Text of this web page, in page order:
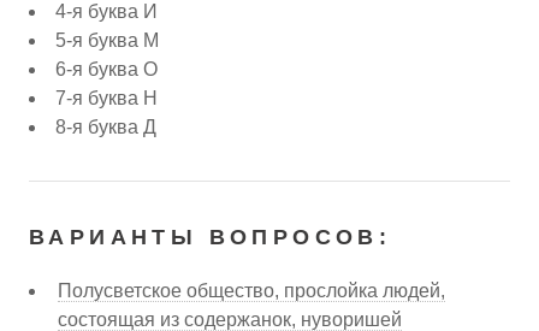
4-я буква И
5-я буква М
6-я буква О
7-я буква Н
8-я буква Д
ВАРИАНТЫ ВОПРОСОВ:
Полусветское общество, прослойка людей,
состоящая из содержанок, нуворишей